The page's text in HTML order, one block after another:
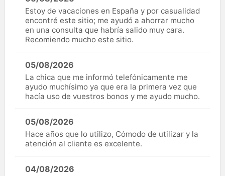
Estoy de vacaciones en España y por casualidad
encontré este sitio; me ayudó a ahorrar mucho
en una consulta que habría salido muy cara.
Recomiendo mucho este sitio.
05/08/2026
La chica que me informó telefónicamente me
ayudo muchísimo ya que era la primera vez que
hacía uso de vuestros bonos y me ayudo mucho.
05/08/2026
Hace años que lo utilizo, Cómodo de utilizar y la
atención al cliente es excelente.
04/08/2026